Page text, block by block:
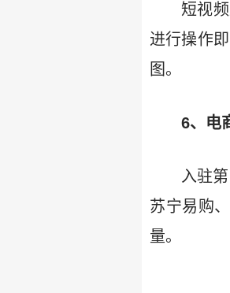
短视
进行操作
图。
6、电
入驻
苏宁易购
量。